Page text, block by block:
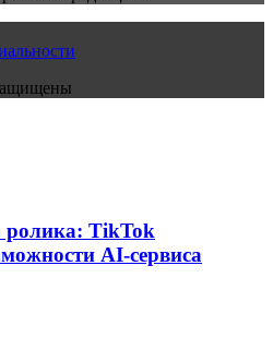
ролика: TikTok
AI-сервиса